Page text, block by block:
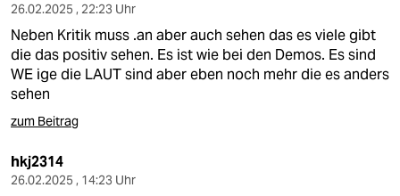
26.02.2025 , 22:23 Uhr
Neben Kritik muss .an aber auch sehen das es viele gibt
die das positiv sehen. Es ist wie bei den Demos. Es sind
WE ige die LAUT sind aber eben noch mehr die es anders
sehen
zum Beitrag
hkj2314
26.02.2025 , 14:23 Uhr